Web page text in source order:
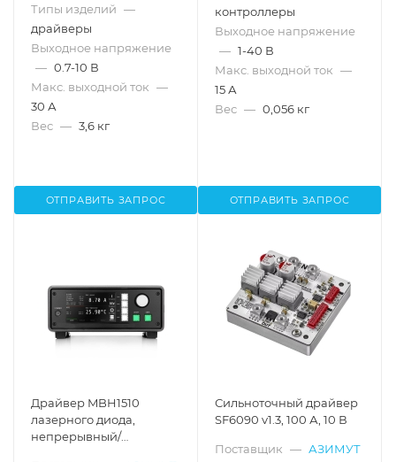
Типы изделий —
драйверы
Выходное напряжение
— 0.7-10 В
Макс. выходной ток —
30 А
Вес — 3,6 кг
ОТПРАВИТЬ ЗАПРОС
контроллеры
Выходное напряжение
— 1-40 В
Макс. выходной ток —
15 А
Вес — 0,056 кг
ОТПРАВИТЬ ЗАПРОС
Драйвер MBH1510
лазерного диода,
непрерывный/
Сильноточный драйвер
SF6090 v1.3, 100 А, 10 В
Поставщик — АЗИМУТ